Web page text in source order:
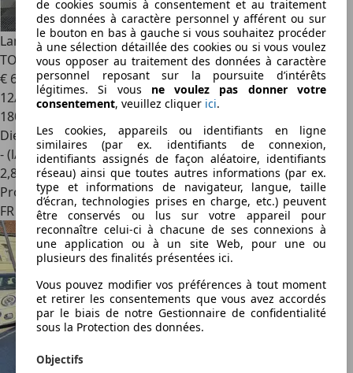
Land Rover FreelanderExceptionnel freeland. 2.2 SD4 S
TOUT TERRAIN faible km PAYE EN 4X
€ 6 490
12/2010
180 800 km
Diesel
- (l/100 km)
2,8
Professionnel
FR 78440
de cookies soumis à consentement et au traitement
des données à caractère personnel y afférent ou sur
le bouton en bas à gauche si vous souhaitez procéder
à une sélection détaillée des cookies ou si vous voulez
vous opposer au traitement des données à caractère
personnel reposant sur la poursuite d’intérêts
légitimes. Si vous ne voulez pas donner votre
consentement, veuillez cliquer ici.
Les cookies, appareils ou identifiants en ligne
similaires (par ex. identifiants de connexion,
identifiants assignés de façon aléatoire, identifiants
réseau) ainsi que toutes autres informations (par ex.
type et informations de navigateur, langue, taille
d’écran, technologies prises en charge, etc.) peuvent
être conservés ou lus sur votre appareil pour
reconnaître celui-ci à chacune de ses connexions à
une application ou à un site Web, pour une ou
plusieurs des finalités présentées ici.
Vous pouvez modifier vos préférences à tout moment
et retirer les consentements que vous avez accordés
par le biais de notre Gestionnaire de confidentialité
sous la Protection des données.
Objectifs